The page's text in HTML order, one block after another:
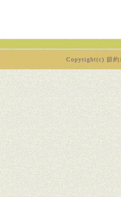
Copyright(c) 節